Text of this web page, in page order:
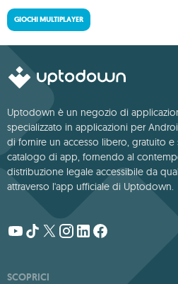
GIOCHI MULTIPLAYER
Uptodown è un negozio di
specializzato in applicazioni per
di fornire un accesso libero, gratuito e
catalogo di app, fornendo al
distribuzione legale accessibile da
attraverso l'app ufficiale di Uptodown.
SCOPRICI